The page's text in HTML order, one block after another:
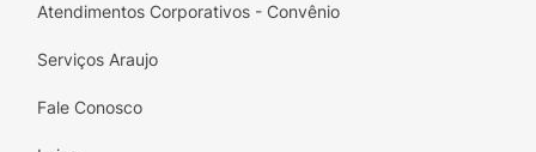
Atendimentos Corporativos - Convênio
Serviços Araujo
Fale Conosco